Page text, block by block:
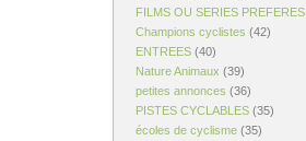
FILMS OU SERIES PREFERES
Champions cyclistes (42)
ENTREES (40)
Nature Animaux (39)
petites annonces (36)
PISTES CYCLABLES (35)
écoles de cyclisme (35)